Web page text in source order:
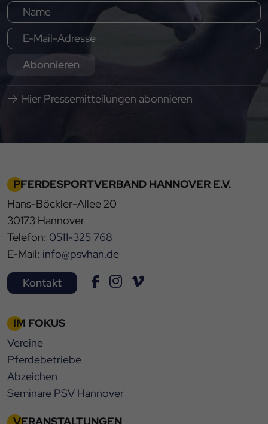
Abonnieren
Hier Pressemitteilungen abonnieren
PFERDESPORTVERBAND HANNOVER E.V.
Hans-Böckler-Allee 20
30173 Hannover
Telefon: 0511-325 768
E-Mail: info@psvhan.de
Kontakt
IM FOKUS
Vereine
Pferdebetriebe
Abzeichen
Seminare PSV Hannover
VERANSTALTUNGEN